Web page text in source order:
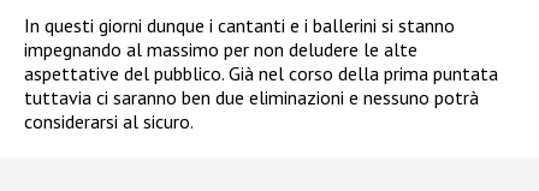
In questi giorni dunque i cantanti e i ballerini si stanno
impegnando al massimo per non deludere le alte
aspettative del pubblico. Già nel corso della prima puntata
tuttavia ci saranno ben due eliminazioni e nessuno potrà
considerarsi al sicuro.